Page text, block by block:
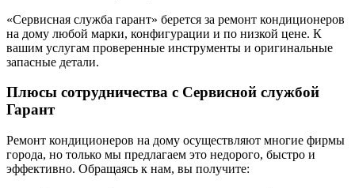
«Сервисная служба гарант» берется за ремонт кондиционеров
на дому любой марки, конфигурации и по низкой цене. К
вашим услугам проверенные инструменты и оригинальные
запасные детали.
Плюсы сотрудничества с Сервисной службой
Гарант
Ремонт кондиционеров на дому осуществляют многие фирмы
города, но только мы предлагаем это недорого, быстро и
эффективно. Обращаясь к нам, вы получите: